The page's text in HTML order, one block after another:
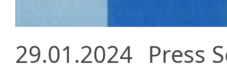
29.01.2024 Press